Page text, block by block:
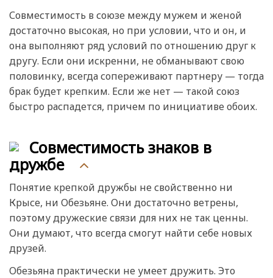
Совместимость в союзе между мужем и женой
достаточно высокая, но при условии, что и он, и
она выполняют ряд условий по отношению друг к
другу. Если они искренни, не обманывают свою
половинку, всегда сопереживают партнеру — тогда
брак будет крепким. Если же нет — такой союз
быстро распадется, причем по инициативе обоих.
Совместимость знаков в
дружбе
Понятие крепкой дружбы не свойственно ни
Крысе, ни Обезьяне. Они достаточно ветрены,
поэтому дружеские связи для них не так ценны.
Они думают, что всегда смогут найти себе новых
друзей.
Обезьяна практически не умеет дружить. Это